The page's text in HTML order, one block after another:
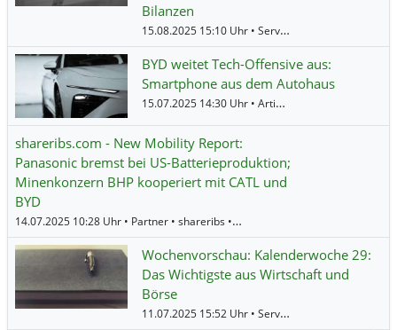
Bilanzen
15.08.2025 15:10 Uhr • Service • BörsenNEWS.de •
BYD weitet Tech-Offensive aus:
Smartphone aus dem Autohaus
15.07.2025 14:30 Uhr • Artikel • BörsenNEWS.de •
shareribs.com - New Mobility Report:
Panasonic bremst bei US-Batterieproduktion;
Minenkonzern BHP kooperiert mit CATL und
BYD
14.07.2025 10:28 Uhr • Partner • shareribs •BHP Group
Wochenvorschau: Kalenderwoche 29:
Das Wichtigste aus Wirtschaft und
Börse
11.07.2025 15:52 Uhr • Service • BörsenNEWS.de •